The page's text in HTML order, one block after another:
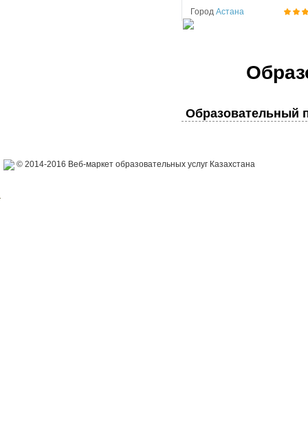
Город Астана
Образовательный
© 2014-2016 Веб-маркет образовательных услуг Казахстана